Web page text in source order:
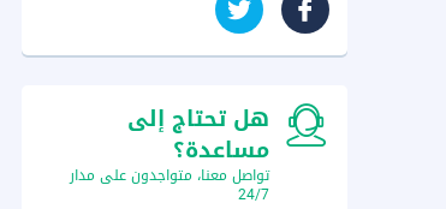
هل تحتاج إلى
مساعدة؟
تواصل معنا، متواجدون على مدار
24/7